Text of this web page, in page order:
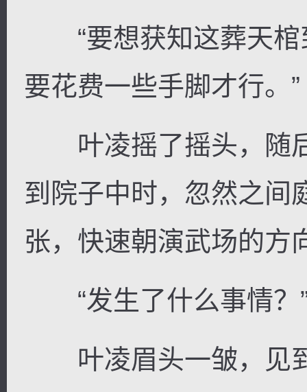
“要想获知这葬天棺
要花费一些手脚才行。”
叶凌摇了摇头，随
到院子中时，忽然之间
张，快速朝演武场的方
“发生了什么事情？
叶凌眉头一皱，见